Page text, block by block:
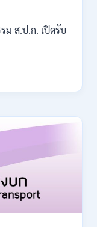
ม ส.ป.ก. เปิดรับ